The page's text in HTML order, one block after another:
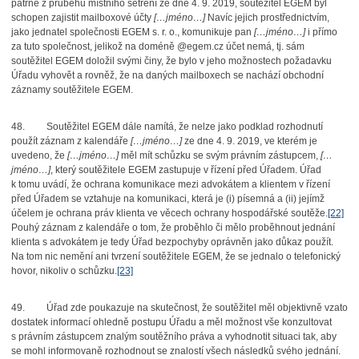
patrné z průběhu místního šetření ze dne 4. 9. 2019, soutěžitel EGEM byl
schopen zajistit mailboxové účty […jméno…]Navíc jejich prostřednictvím,
jako jednatel společnosti EGEM s. r. o., komunikuje pan […jméno…]i přímo
za tuto společnost, jelikož na doméně @egem.cz účet nemá, tj. sám
soutěžitel EGEM doložil svými činy, že bylo v jeho možnostech požadavku
Úřadu vyhovět a rovněž, že na daných mailboxech se nachází obchodní
záznamy soutěžitele EGEM.
48.
Soutěžitel EGEM dále namítá, že nelze jako podklad rozhodnutí
použít záznam z kalendáře […jméno…]ze dne 4. 9. 2019, ve kterém je
uvedeno, že […jméno…]měl mít schůzku se svým právním zástupcem, […
jméno…], který soutěžitele EGEM zastupuje v řízení před Úřadem. Úřad
k tomu uvádí, že ochrana komunikace mezi advokátem a klientem v řízení
před Úřadem se vztahuje na komunikaci, která je (i) písemná a (ii) jejímž
účelem je ochrana práv klienta ve věcech ochrany hospodářské soutěže.[22]
Pouhý záznam z kalendáře o tom, že proběhlo či mělo proběhnout jednání
klienta s advokátem je tedy Úřad bezpochyby oprávněn jako důkaz použít.
Na tom nic nemění ani tvrzení soutěžitele EGEM, že se jednalo o telefonický
hovor, nikoliv o schůzku.[23]
49.
Úřad zde poukazuje na skutečnost, že soutěžitel měl objektivně vzato
dostatek informací ohledně postupu Úřadu a měl možnost vše konzultovat
s právním zástupcem znalým soutěžního práva a vyhodnotit situaci tak, aby
se mohl informovaně rozhodnout se znalostí všech následků svého jednání.